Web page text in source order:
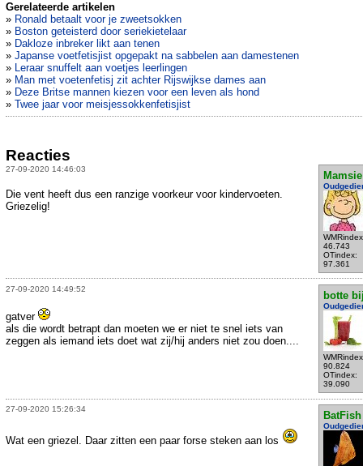
Gerelateerde artikelen
» Ronald betaalt voor je zweetsokken
» Boston geteisterd door seriekietelaar
» Dakloze inbreker likt aan tenen
» Japanse voetfetisjist opgepakt na sabbelen aan damestenen
» Leraar snuffelt aan voetjes leerlingen
» Man met voetenfetisj zit achter Rijswijkse dames aan
» Deze Britse mannen kiezen voor een leven als hond
» Twee jaar voor meisjessokkenfetisjist
Reacties
27-09-2020 14:46:03
Mamsie
46.743
OTindex:
97.361
Die vent heeft dus een ranzige voorkeur voor kindervoeten.
Griezelig!
27-09-2020 14:49:52
botte
90.824
OTindex:
39.090
gatver
als die wordt betrapt dan moeten we er niet te snel iets van
zeggen als iemand iets doet wat zij/hij anders niet zou doen....
27-09-2020 15:26:34
BatFish
Wat een griezel. Daar zitten een paar forse steken aan los